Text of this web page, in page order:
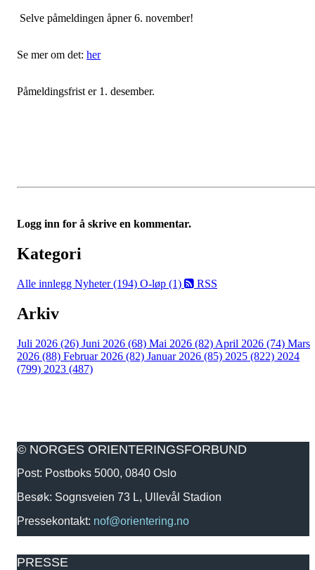
Selve påmeldingen åpner 6. november!
Se mer om det: her
Påmeldingsfrist er 1. desember.
Logg inn for å skrive en kommentar.
Kategori
Alle innlegg Nyheter (194) O-løp (1) RSS
Arkiv
Juli 2026 (26) Juni 2026 (68) Mai 2026 (82) April 2026 (74) Mars
2026 (88) Februar 2026 (82) Januar 2026 (85) 2025 (822) 2024
(799) 2023 (487)
© NORGES ORIENTERINGSFORBUND
Post: Postboks 5000, 0840 Oslo
Besøk: Sognsveien 73 L, Ullevål Stadion
Pressekontakt: nof@orientering.no
PRESSE